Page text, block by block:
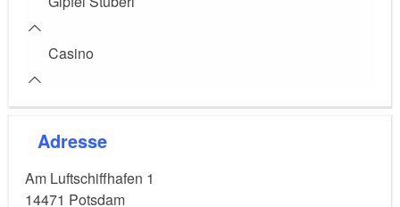
Casino
Adresse
Am Luftschiffhafen 1
14471 Potsdam